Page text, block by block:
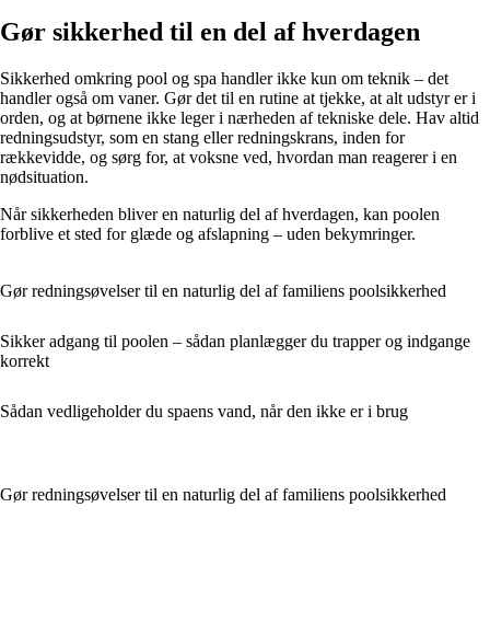
Gør sikkerhed til en del af hverdagen
Sikkerhed omkring pool og spa handler ikke kun om teknik – det
handler også om vaner. Gør det til en rutine at tjekke, at alt udstyr er i
orden, og at børnene ikke leger i nærheden af tekniske dele. Hav altid
redningsudstyr, som en stang eller redningskrans, inden for
rækkevidde, og sørg for, at voksne ved, hvordan man reagerer i en
nødsituation.
Når sikkerheden bliver en naturlig del af hverdagen, kan poolen
forblive et sted for glæde og afslapning – uden bekymringer.
Gør redningsøvelser til en naturlig del af familiens poolsikkerhed
Sikker adgang til poolen – sådan planlægger du trapper og indgange
korrekt
Sådan vedligeholder du spaens vand, når den ikke er i brug
Gør redningsøvelser til en naturlig del af familiens poolsikkerhed